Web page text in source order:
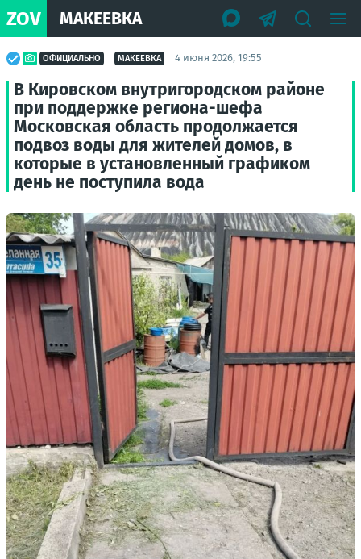
ZOV МАКЕЕВКА
ОФИЦИАЛЬНО МАКЕЕВКА 4 июня 2026, 19:55
В Кировском внутригородском районе
при поддержке региона-шефа
Московская область продолжается
подвоз воды для жителей домов, в
которые в установленный графиком
день не поступила вода